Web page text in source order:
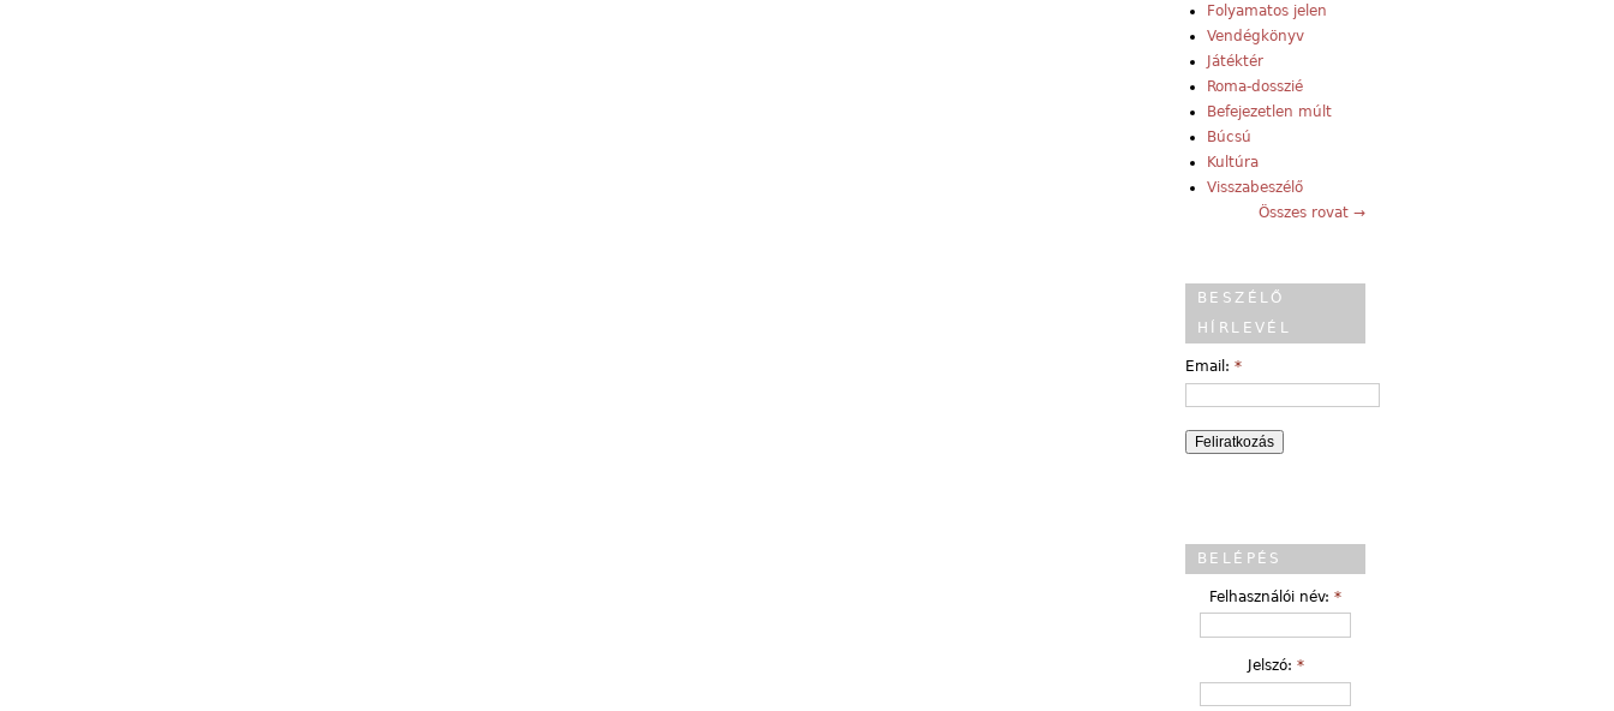
Folyamatos jelen
Vendégkönyv
Játéktér
Roma-dosszié
Befejezetlen múlt
Búcsú
Kultúra
Visszabeszélő
Összes rovat →
BESZÉLŐ
HÍRLEVÉL
Email: *
BELÉPÉS
Felhasználói név: *
Jelszó: *